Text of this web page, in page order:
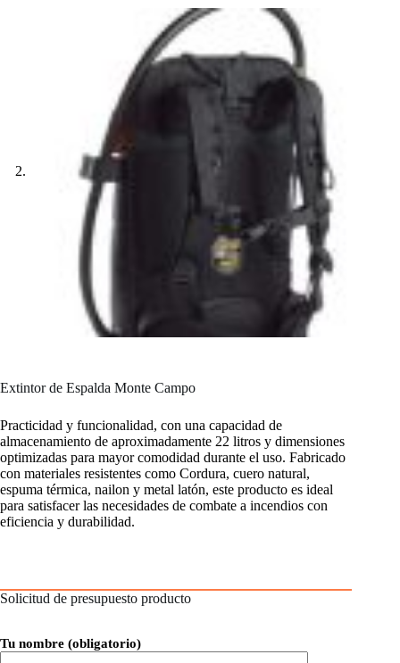
Extintor de Espalda Monte Campo
Practicidad y funcionalidad, con una capacidad de
almacenamiento de aproximadamente 22 litros y dimensiones
optimizadas para mayor comodidad durante el uso. Fabricado
con materiales resistentes como Cordura, cuero natural,
espuma térmica, nailon y metal latón, este producto es ideal
para satisfacer las necesidades de combate a incendios con
eficiencia y durabilidad.
Solicitud de presupuesto producto
Tu nombre (obligatorio)